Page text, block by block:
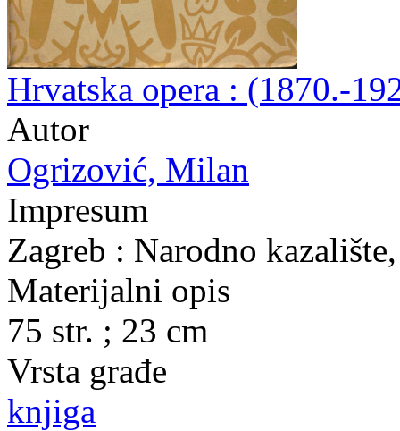
Hrvatska opera : (1870.-
Autor
Ogrizović, Milan
Impresum
Zagreb : Narodno
Materijalni opis
75 str. ; 23 cm
Vrsta građe
knjiga